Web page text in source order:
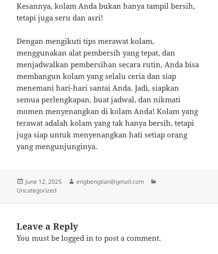
Kesannya, kolam Anda bukan hanya tampil bersih,
tetapi juga seru dan asri!
Dengan mengikuti tips merawat kolam,
menggunakan alat pembersih yang tepat, dan
menjadwalkan pembersihan secara rutin, Anda bisa
membangun kolam yang selalu ceria dan siap
menemani hari-hari santai Anda. Jadi, siapkan
semua perlengkapan, buat jadwal, dan nikmati
momen menyenangkan di kolam Anda! Kolam yang
terawat adalah kolam yang tak hanya bersih, tetapi
juga siap untuk menyenangkan hati setiap orang
yang mengunjunginya.
Posted
on
June 12, 2025 Author
engbengtian@gmail.com
Uncategorized
Leave a Reply
You must belogged in to post a comment.